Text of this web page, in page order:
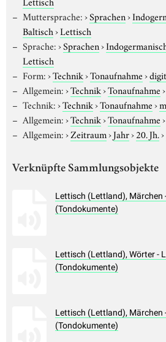
Muttersprache:›Sprachen›
Baltisch›Lettisch
Sprache:›Sprachen›
Lettisch
Form:›Technik›Tonaufnahme›
Allgemein:›Technik›Tonaufnahme›
Technik:›Technik›Tonaufnahme›
Allgemein:›Technik›Tonaufnahme›
Allgemein:›Zeitraum›Jahr›20. Jh.›
Verknüpfte Sammlungsobjekte
Lettisch (Lettland), Märchen
(Tondokumente)
Lettisch (Lettland), Wörter -
(Tondokumente)
Lettisch (Lettland), Märchen
(Tondokumente)